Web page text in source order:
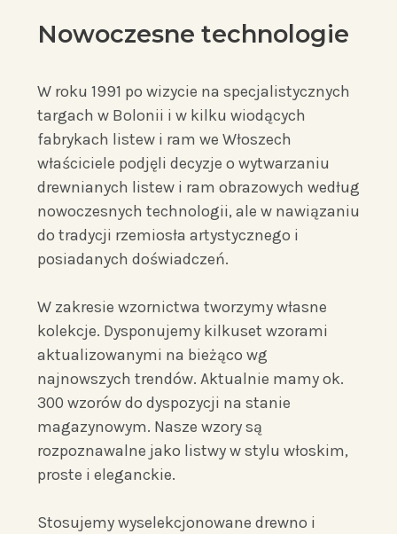
Nowoczesne technologie
W roku 1991 po wizycie na specjalistycznych
targach w Bolonii i w kilku wiodących
fabrykach listew i ram we Włoszech
właściciele podjęli decyzje o wytwarzaniu
drewnianych listew i ram obrazowych według
nowoczesnych technologii, ale w nawiązaniu
do tradycji rzemiosła artystycznego i
posiadanych doświadczeń.
W zakresie wzornictwa tworzymy własne
kolekcje. Dysponujemy kilkuset wzorami
aktualizowanymi na bieżąco wg
najnowszych trendów. Aktualnie mamy ok.
300 wzorów do dyspozycji na stanie
magazynowym. Nasze wzory są
rozpoznawalne jako listwy w stylu włoskim,
proste i eleganckie.
Stosujemy wyselekcjonowane drewno i